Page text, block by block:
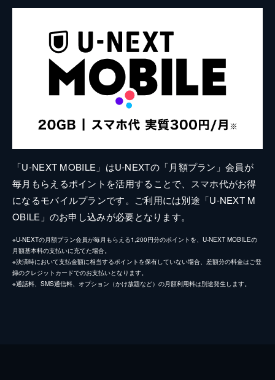
「U-NEXT MOBILE」はU-NEXTの「月額プラン」会員が
毎月もらえるポイントを活用することで、スマホ代がお得
になるモバイルプランです。ご利用には別途「U-NEXT M
OBILE」のお申し込みが必要となります。
※U-NEXTの月額プラン会員が毎月もらえる1,200円分のポイントを、U-NEXT MOBILEの
月額基本料の支払いに充てた場合。
※決済時において支払金額に相当するポイントを保有していない場合、差額分の料金はご登
録のクレジットカードでのお支払いとなります。
※通話料、SMS通信料、オプション（かけ放題など）の月額利用料は別途発生します。